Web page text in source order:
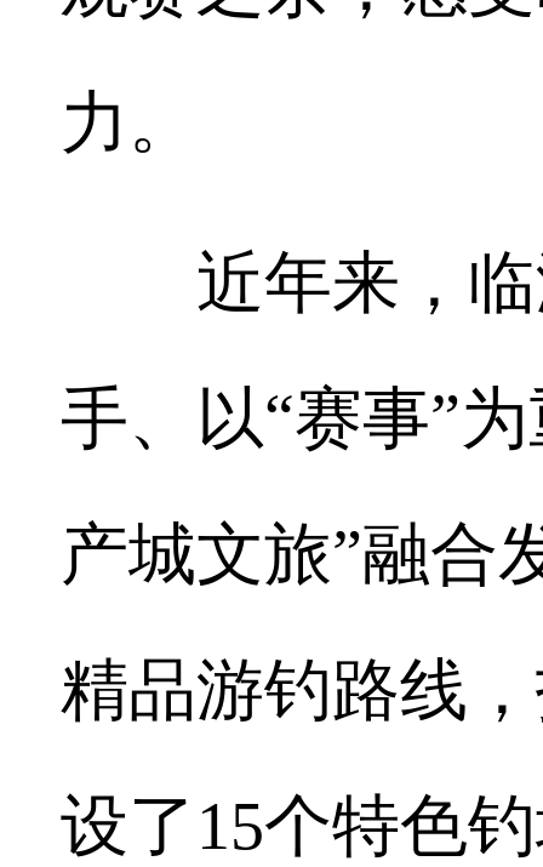
力。
近年来，临
手、以“赛事”
产城文旅”融合
精品游钓路线
设了15个特色